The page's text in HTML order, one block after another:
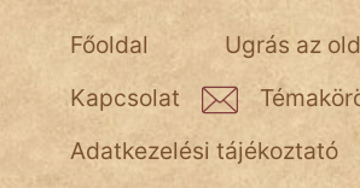
pszichopati
szegény legény
szemfüles
Ugrás az
Főoldal
Kapcsolat
Adatkezelési tájékoztató